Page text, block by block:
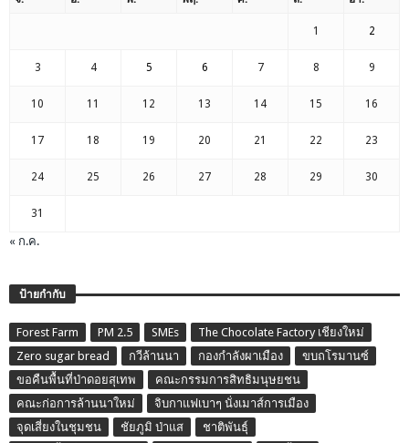
1 2
3 4 5 6 7 8 9
10 11 12 13 14 15 16
17 18 19 20 21 22 23
24 25 26 27 28 29 30
31
« ก.ค.
ป้ายกำกับ
Forest Farm PM 2.5 SMEs
The Chocolate Factory เชียงใหม่
Zero sugar bread
กวีล้านนา กองกำลังผาเมือง
ขบถโรมานซ์
ขอคืนพื้นที่ป่าดอยสุเทพ
คณะกรรมการสิทธิมนุษยชน
คณะก่อการล้านนาใหม่
จิบกาแฟเบาๆ นั่งเมาส์การเมือง
จุดเสี่ยงในชุมชน
ชัยภูมิ ป่าแส
ชาติพันธุ์